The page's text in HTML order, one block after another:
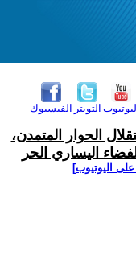
الفيسبوك التويتر
الحوار المتمدن،
اليساري الحر
اليوتيوب]